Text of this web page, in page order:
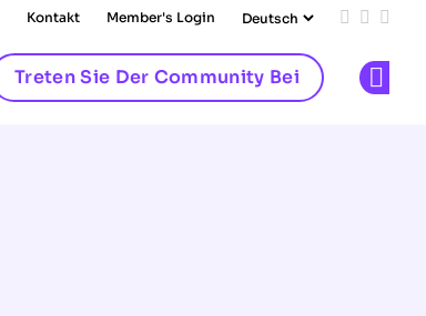
Kontakt Member's Login Add us
Follow
Treten Sie Der Community Bei